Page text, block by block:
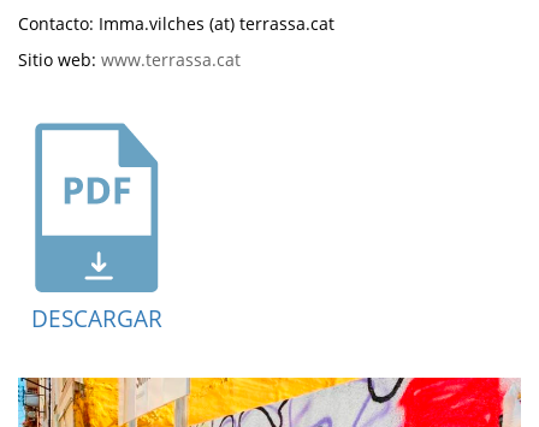
Contacto: Imma.vilches (at) terrassa.cat
Sitio web: www.terrassa.cat
DESCARGAR